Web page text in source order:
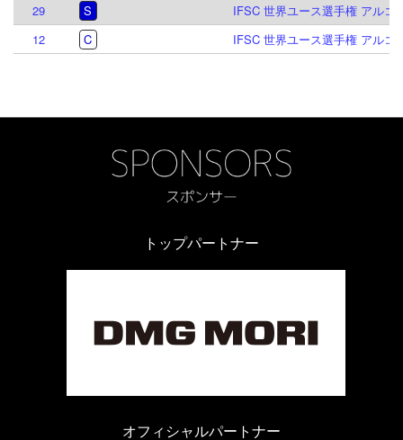
29
S
IFSC 世界ユース選手権 アルコ
12
C IFSC 世界ユース選手権 アルコ
トップパートナー
オフィシャルパートナー